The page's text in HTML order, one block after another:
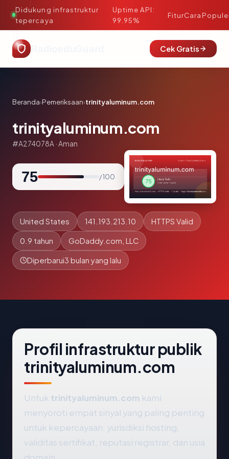
Didukung infrastruktur
tepercaya
·
Uptime API:
99.95%
FiturCara
Cek Gratis
Beranda›Pemeriksaan›trinityaluminum.com
trinityaluminum.com
#A274078A · Aman
75 / 100
United States 141.193.213.10 HTTPS Valid
0.9 tahun GoDaddy.com, LLC
Diperbarui3 bulan yang lalu
Profil infrastruktur publik
trinityaluminum.com
Untuk trinityaluminum.com kami
menyoroti empat sinyal yang paling penting
untuk kepercayaan: yurisdiksi hosting,
validitas sertifikat, reputasi registrar, dan usia